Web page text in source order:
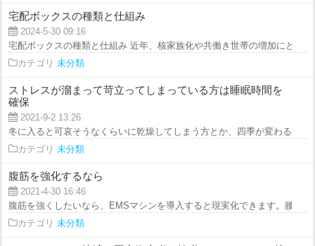
宅配ボックスの種類と仕組み
2024-5-30 09:16
宅配ボックスの種類と仕組み 近年、核家族化や共働き世帯の増加にとも
カテゴリ 未分類
ストレスが溜まって苛立ってしまっている方は睡眠時間を
確保
2021-9-2 13:26
冬に入ると可哀そうなくらいに乾燥してしまう方とか、四季が変わる時節
カテゴリ 未分類
腹筋を強化するなら
2021-4-30 16:46
腹筋を強くしたいなら、EMSマシンを導入すると現実化できます。腰に
カテゴリ 未分類